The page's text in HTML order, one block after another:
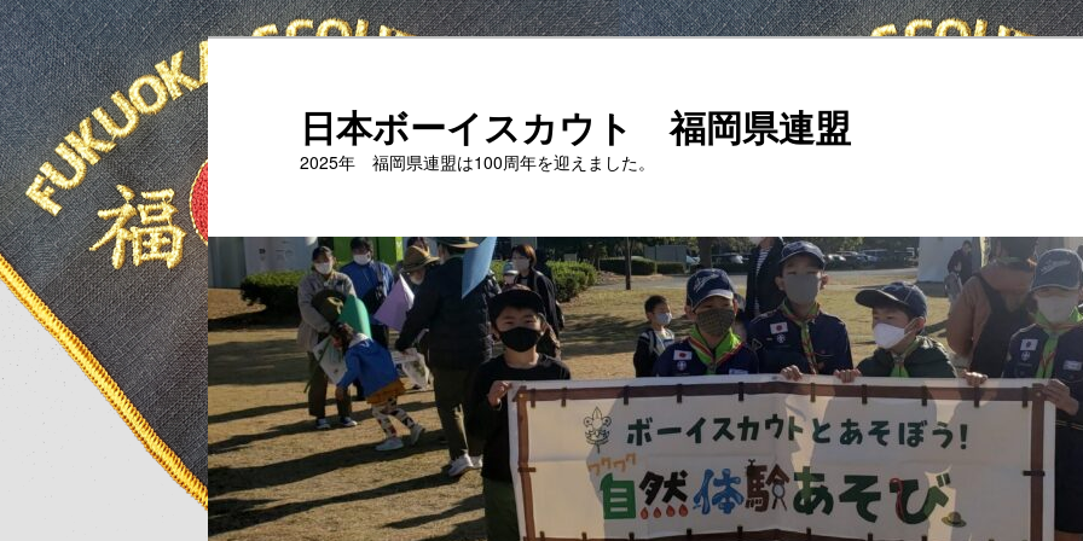
メ
イ
ン
コ
ン
テ
ン
ツ
へ
移
動
サ
ブ
コ
ン
テ
ン
ツ
へ
移
動
日本ボーイスカウト 福岡県連盟
2025年 福岡県連盟は100周年を迎えました。